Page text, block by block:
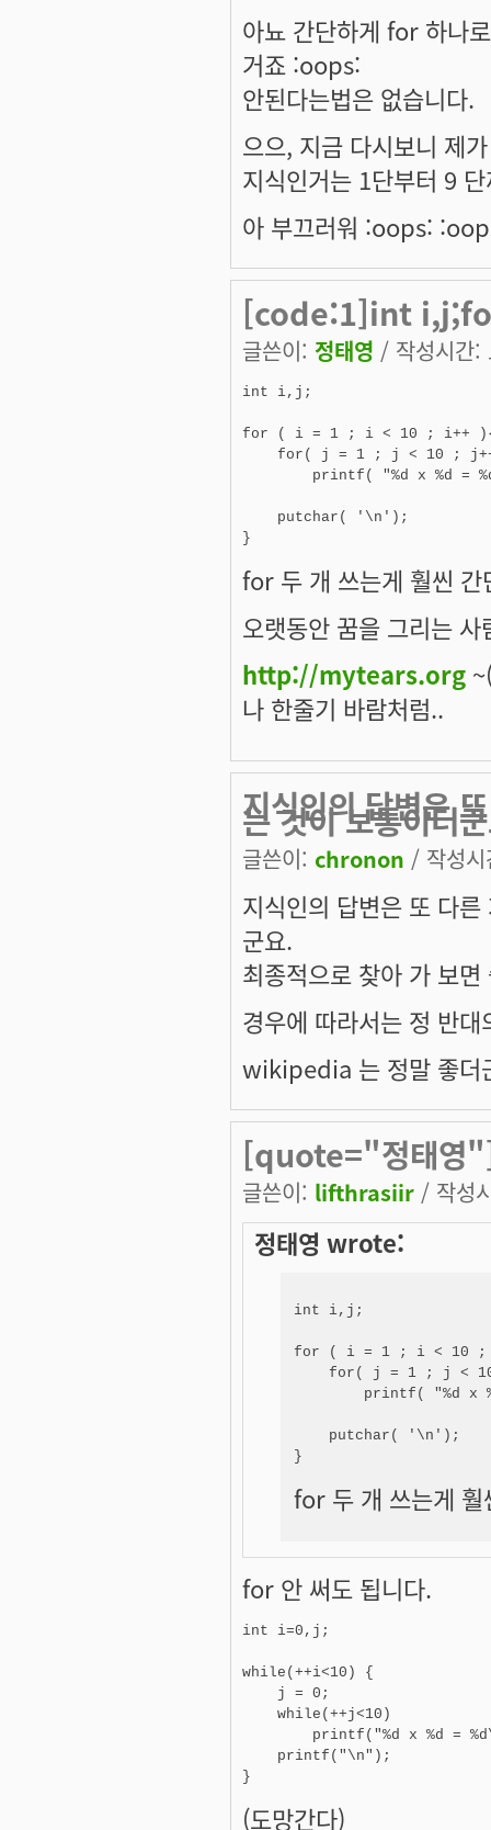
아뇨 간단하게 for 하나
거죠 :oops:
안된다는법은 없습니다.
으으, 지금 다시보니 제
지식인거는 1단부터 9
아 부끄러워 :oops:
[code:1]int
글쓴이: 정태영 / 작성시간
int i,j;
for ( i = 1 ; i < 10 ; i++
for( j = 1 ; j < 10 ;
printf( "%d x %d =
    putchar( '\n');
for 두 개 쓰는게 훨씬
오랫동안 꿈을 그리는
http://mytears.org
나 한줄기 바람처럼..
지식인의 답변은
는 것이 보통이더
글쓴이: chronon / 작성
지식인의 답변은 또 다
군요.
최종적으로 찾아 가 보
경우에 따라서는 정 반
wikipedia 는 정말 좋더
[quote="정태
글쓴이: lifthrasiir / 작성
정태영 wrote:
int i,j;
for ( i = 1 ; i < 10 ;
for( j = 1 ; j <
printf( "%d x
    putchar( '\n');
for 두 개 쓰는게
for 안 써도 됩니다.
int i=0,j;
while(++i<10) {
    j = 0;
    while(++j<10)
printf("%d x %d =
    printf("\n");
}
(도망간다)